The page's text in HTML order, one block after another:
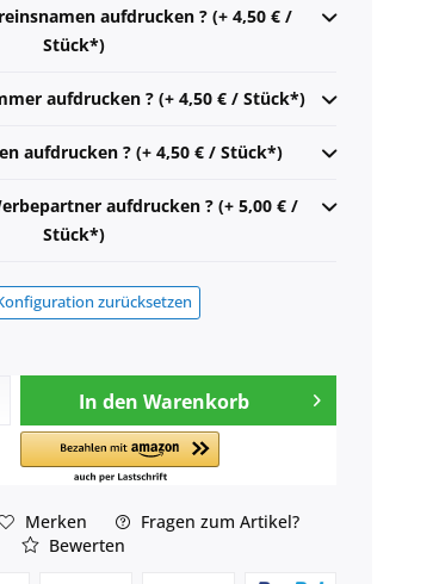
aufdrucken ? (+ 4,50 € /
Stück*)
aufdrucken ? (+ 4,50 € / Stück*)
aufdrucken ? (+ 4,50 € / Stück*)
aufdrucken ? (+ 5,00 € /
Stück*)
zurücksetzen
In den Warenkorb
Merken
Fragen zum Artikel?
Bewerten